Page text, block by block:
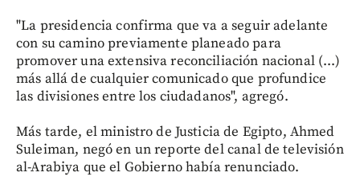
"La presidencia confirma que va a seguir adelante
con su camino previamente planeado para
promover una extensiva reconciliación nacional (...)
más allá de cualquier comunicado que profundice
las divisiones entre los ciudadanos", agregó.
Más tarde, el ministro de Justicia de Egipto, Ahmed
Suleiman, negó en un reporte del canal de televisión
al-Arabiya que el Gobierno había renunciado.